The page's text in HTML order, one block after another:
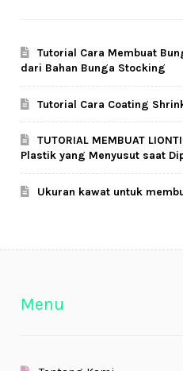
Tutorial Cara Membuat
dari Bahan Bunga Stocking
Tutorial Cara Coating
TUTORIAL MEMBUAT
Plastik yang Menyusut saat
Ukuran kawat untuk
Menu